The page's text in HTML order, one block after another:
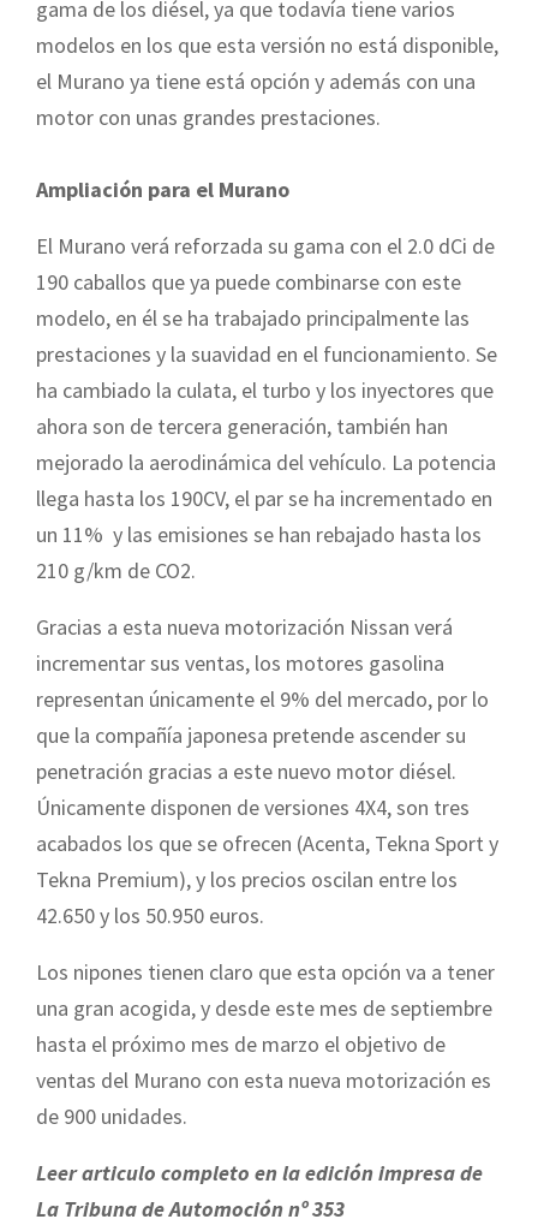
gama de los diésel, ya que todavía tiene varios
modelos en los que esta versión no está disponible,
el Murano ya tiene está opción y además con una
motor con unas grandes prestaciones.
Ampliación para el Murano
El Murano verá reforzada su gama con el 2.0 dCi de
190 caballos que ya puede combinarse con este
modelo, en él se ha trabajado principalmente las
prestaciones y la suavidad en el funcionamiento. Se
ha cambiado la culata, el turbo y los inyectores que
ahora son de tercera generación, también han
mejorado la aerodinámica del vehículo. La potencia
llega hasta los 190CV, el par se ha incrementado en
un 11% y las emisiones se han rebajado hasta los
210 g/km de CO2.
Gracias a esta nueva motorización Nissan verá
incrementar sus ventas, los motores gasolina
representan únicamente el 9% del mercado, por lo
que la compañía japonesa pretende ascender su
penetración gracias a este nuevo motor diésel.
Únicamente disponen de versiones 4X4, son tres
acabados los que se ofrecen (Acenta, Tekna Sport y
Tekna Premium), y los precios oscilan entre los
42.650 y los 50.950 euros.
Los nipones tienen claro que esta opción va a tener
una gran acogida, y desde este mes de septiembre
hasta el próximo mes de marzo el objetivo de
ventas del Murano con esta nueva motorización es
de 900 unidades.
Leer articulo completo en la edición impresa de
La Tribuna de Automoción nº 353